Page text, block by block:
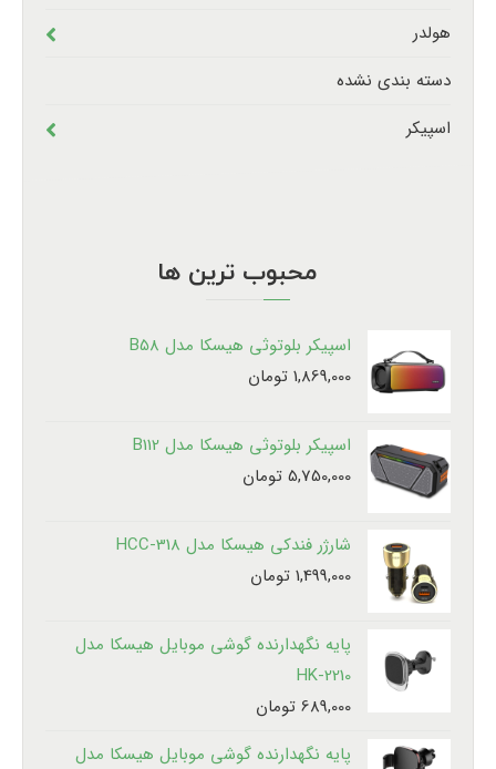
هولدر
دسته بندی نشده
اسپیکر
محبوب ترین ها
اسپیکر بلوتوثی هیسکا مدل B58
1,869,000 تومان
اسپیکر بلوتوثی هیسکا مدل B112
5,750,000 تومان
شارژر فندکی هیسکا مدل HCC-318
1,499,000 تومان
پایه نگهدارنده گوشی موبایل هیسکا مدل
HK-2210
689,000 تومان
پایه نگهدارنده گوشی موبایل هیسکا مدل